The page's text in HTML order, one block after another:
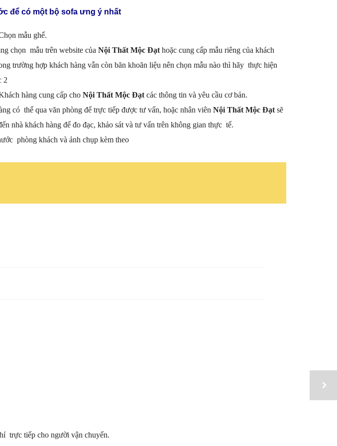
để có một bộ sofa ưng ý nhất
mẫu ghế.
chọn mẫu trên website của Nội Thất Mộc Đạt hoặc cung cấp mẫu riêng của khách
trường hợp khách hàng vẫn còn băn khoăn liệu nên chọn mẫu nào thì hãy thực hiện
2
hàng cung cấp cho Nội Thất Mộc Đạt các thông tin và yêu cầu cơ bản.
có thể qua văn phòng để trực tiếp được tư vấn, hoặc nhân viên Nội Thất Mộc Đạt sẽ
nhà khách hàng để đo đạc, khảo sát và tư vấn trên không gian thực tế.
phòng khách và ảnh chụp kèm theo
trực tiếp cho người vận chuyển.